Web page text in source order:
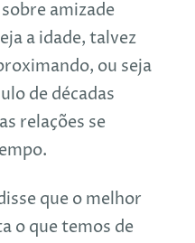
amizade
a idade, talvez
ou seja
de décadas
relações se
que o melhor
o que temos de